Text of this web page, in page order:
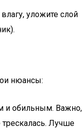
уложите слой
нюансы:
и обильным. Важно,
Лучше